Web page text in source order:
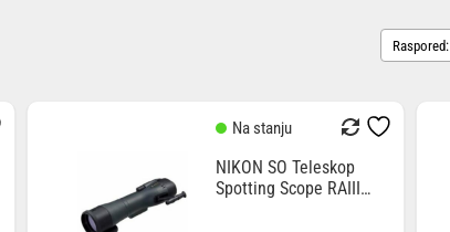
Raspored:
Na stanju
NIKON SO Teleskop
Spotting Scope RAIII